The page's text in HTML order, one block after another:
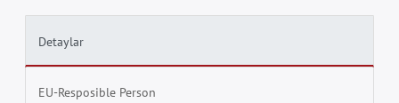
Detaylar
EU-Resposible Person